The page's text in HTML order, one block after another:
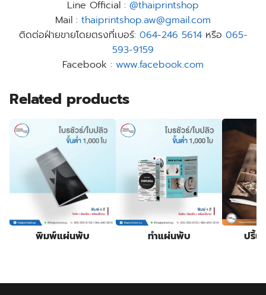
Line Official : @thaiprintshop
Mail : thaiprintshop.aw@gmail.com
ติดต่อฝ่ายขายโดยตรงที่เบอร์: 064-246 5614หรือ 065-
593-9159
Facebook : www.facebook.com
Related products
พิมพ์แผ่นพับ ทำแผ่นพับ ปริ้น